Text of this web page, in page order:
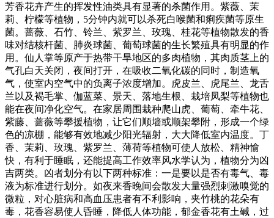
芳香花卉产生的挥发性油类具有显著的杀菌作用。紫薇、茉
莉、柠檬等植物，5分钟内就可以杀死白喉菌和痢疾菌等原生
菌。蔷薇、石竹、铃兰、紫罗兰、玫瑰、桂花等植物散发的香
味对结核杆菌、肺炎球菌、葡萄球菌的生长繁殖具有明显的作
用。仙人掌等原产于热带干旱地区的多肉植物，其肉质茎上的
气孔白天关闭，夜间打开，在吸收二氧化碳的同时，制造氧
气，使室内空气中的负离子浓度增加。虎皮兰、虎尾兰、龙舌
兰以及褐毛掌、伽蓝菜、景天、落地生根、栽培凤梨等植物也
能在夜间净化空气。在家居周围栽种爬山虎、葡萄、牵牛花、
紫藤、蔷薇等攀援植物，让它们顺墙或顺架攀附，形成一个绿
色的凉棚，能够有效地减少阳光辐射，大大降低室内温度。丁
香、茉莉、玫瑰、紫罗兰、薄荷等植物可使人放松、精神愉
快，有利于睡眠，还能提高工作效率风水学认为，植物分为凶
吉两类。凶者划分有以下两种标准：一是要以是否有毒气、毒
液为标准进行划分。如夜来香晚间会散发大量强烈刺激嗅觉的
微粒，对心脏病和高血压患者有不利影响，夹竹桃的花朵有
毒，花香容易使人昏睡，降低人体功能，郁金香花有土碱，过